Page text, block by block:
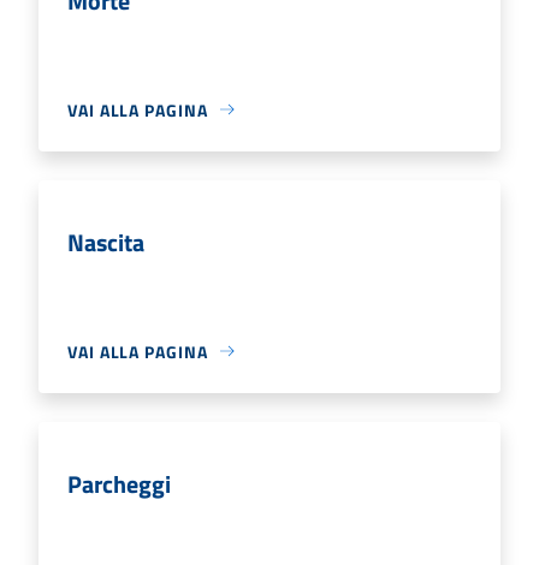
VAI ALLA PAGINA
Nascita
VAI ALLA PAGINA
Parcheggi